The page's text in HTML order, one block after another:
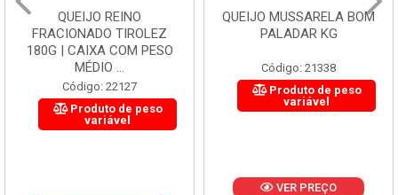
QUEIJO REINO
FRACIONADO TIROLEZ
180G | CAIXA COM PESO
MÉDIO ...
Código: 22127
Produto de peso
variável
QUEIJO MUSSARELA BOM
PALADAR KG
Código: 21338
Produto de peso
variável
VER PREÇO